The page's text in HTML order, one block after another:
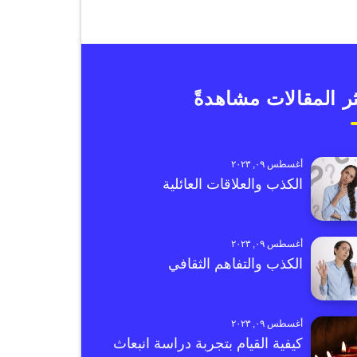
المقالات مشاهدةً
أغسطس ٠٩, ٢٠٢٣
الكذب والعلاقات العائلية
أغسطس ٠٩, ٢٠٢٣
الكذب والتفاهم الثقافي
أغسطس ٠٩, ٢٠٢٣
كيفية القيام بتجربة دراسة انبعاث